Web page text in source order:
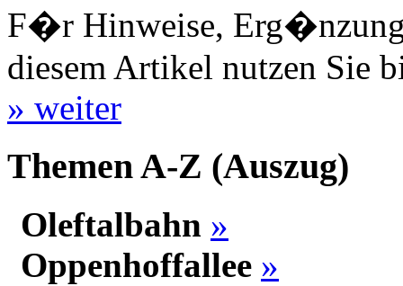
F�r Hinweise,
diesem Artikel nutzen Sie
» weiter
Themen A-Z (Auszug)
Oleftalbahn »
Oppenhoffallee »